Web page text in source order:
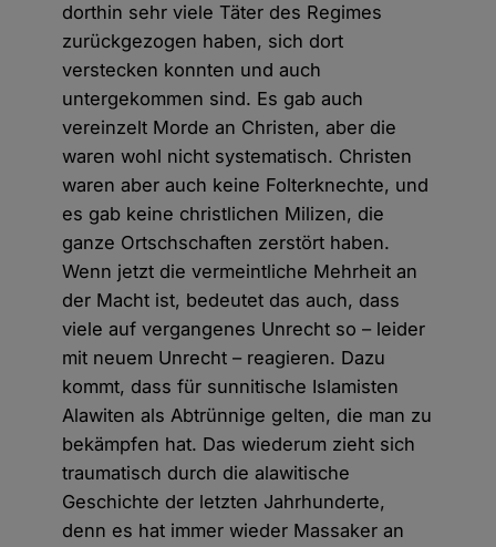
dorthin sehr viele Täter des Regimes
zurückgezogen haben, sich dort
verstecken konnten und auch
untergekommen sind. Es gab auch
vereinzelt Morde an Christen, aber die
waren wohl nicht systematisch. Christen
waren aber auch keine Folterknechte, und
es gab keine christlichen Milizen, die
ganze Ortschschaften zerstört haben.
Wenn jetzt die vermeintliche Mehrheit an
der Macht ist, bedeutet das auch, dass
viele auf vergangenes Unrecht so – leider
mit neuem Unrecht – reagieren. Dazu
kommt, dass für sunnitische Islamisten
Alawiten als Abtrünnige gelten, die man zu
bekämpfen hat. Das wiederum zieht sich
traumatisch durch die alawitische
Geschichte der letzten Jahrhunderte,
denn es hat immer wieder Massaker an